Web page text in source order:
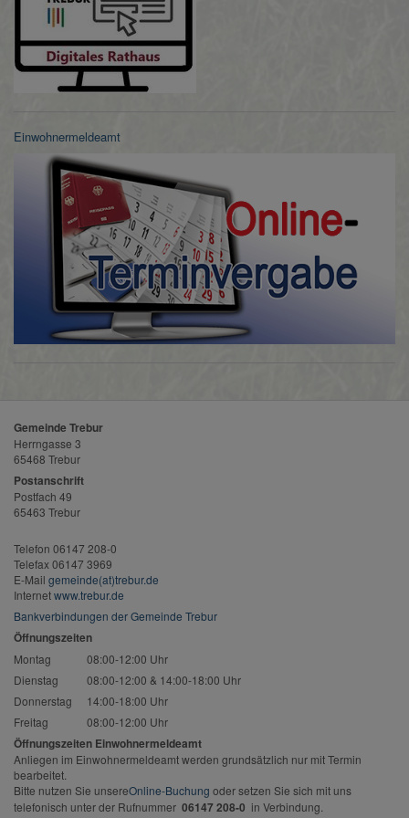
Einwohnermeldeamt
Gemeinde Trebur
Herrngasse 3
65468 Trebur
Postanschrift
Postfach 49
65463 Trebur
Telefon 06147 208-0
Telefax 06147 3969
E-Mail gemeinde(at)trebur.de
Internetwww.trebur.de
Bankverbindungen der Gemeinde Trebur
Öffnungszeiten
Montag
08:00-12:00 Uhr
Dienstag
08:00-12:00 & 14:00-18:00 Uhr
Donnerstag
14:00-18:00 Uhr
Freitag
08:00-12:00 Uhr
Öffnungszeiten Einwohnermeldeamt
Anliegen im Einwohnermeldeamt werden grundsätzlich nur mit Termin
bearbeitet.
Bitte nutzen Sie unsereOnline-Buchung oder setzen Sie sich mit uns
telefonisch unter der Rufnummer 06147 208-0 in Verbindung.